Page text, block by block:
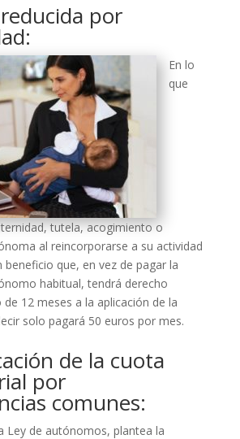
por
En lo
que
tutela, acogimiento o
al reincorporarse a su actividad
beneficio que, en vez de pagar la
habitual, tendrá derecho
12 meses a la aplicación de la
solo pagará 50 euros por mes.
de la cuota
por
comunes:
Ley de autónomos, plantea la